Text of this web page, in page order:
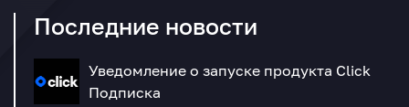
Последние новости
Уведомление о запуске продукта Click
Подписка